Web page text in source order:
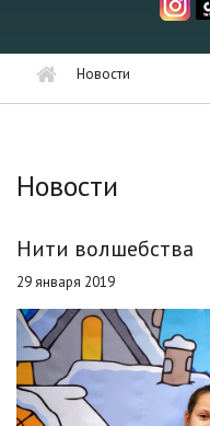
Новости
Новости
Нити волшебства
29 января 2019